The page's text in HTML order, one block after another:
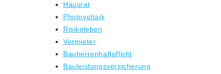
Hausrat
Photovoltaik
Risikoleben
Vermieter
Bauherrenhaftpflicht
Bauleistungsversicherung